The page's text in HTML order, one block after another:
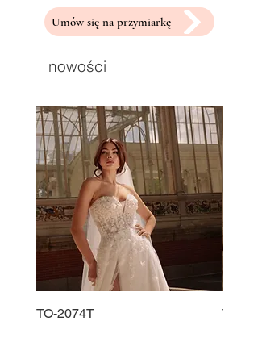
Umów się na przymiarkę
nowości
TO-2074T TO-